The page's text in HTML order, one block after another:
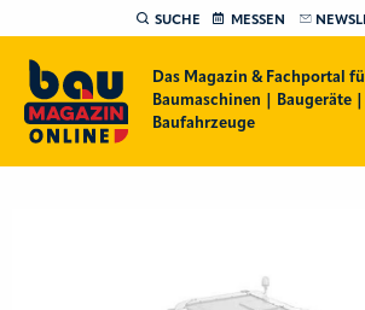
SUCHE MESSEN
Das Magazin & Fachportal
Baumaschinen | Baugeräte |
Baufahrzeuge